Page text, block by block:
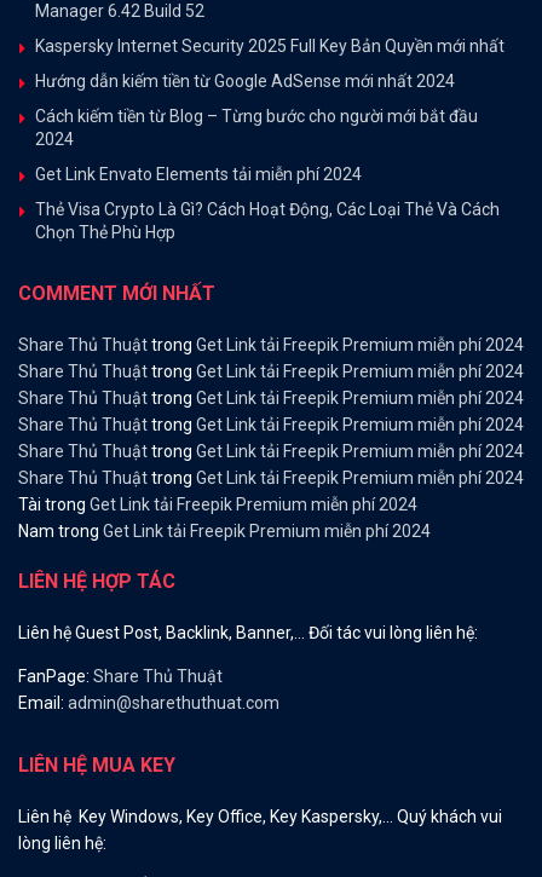
Manager 6.42 Build 52
Kaspersky Internet Security 2025 Full Key Bản Quyền mới nhất
Hướng dẫn kiếm tiền từ Google AdSense mới nhất 2024
Cách kiếm tiền từ Blog – Từng bước cho người mới bắt đầu
2024
Get Link Envato Elements tải miễn phí 2024
Thẻ Visa Crypto Là Gì? Cách Hoạt Động, Các Loại Thẻ Và Cách
Chọn Thẻ Phù Hợp
COMMENT MỚI NHẤT
Share Thủ Thuậttrong Get Link tải Freepik Premium miễn phí 2024
Share Thủ Thuậttrong Get Link tải Freepik Premium miễn phí 2024
Share Thủ Thuậttrong Get Link tải Freepik Premium miễn phí 2024
Share Thủ Thuậttrong Get Link tải Freepik Premium miễn phí 2024
Share Thủ Thuậttrong Get Link tải Freepik Premium miễn phí 2024
Share Thủ Thuậttrong Get Link tải Freepik Premium miễn phí 2024
Tài trong Get Link tải Freepik Premium miễn phí 2024
Nam trong Get Link tải Freepik Premium miễn phí 2024
LIÊN HỆ HỢP TÁC
Liên hệ Guest Post, Backlink, Banner,… Đối tác vui lòng liên hệ:
FanPage: Share Thủ Thuật
Email: admin@sharethuthuat.com
LIÊN HỆ MUA KEY
Liên hệ Key Windows, Key Office, Key Kaspersky,… Quý khách vui
lòng liên hệ: